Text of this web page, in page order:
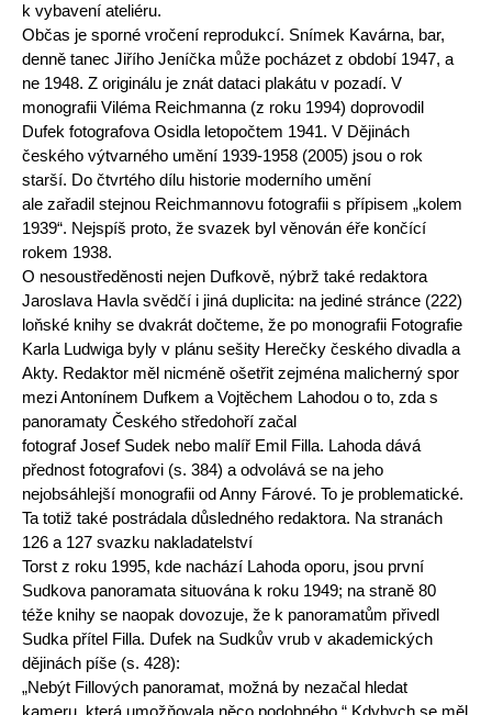
k vybavení ateliéru.
Občas je sporné vročení reprodukcí. Snímek Kavárna, bar,
denně tanec Jiřího Jeníčka může pocházet z období 1947, a
ne 1948. Z originálu je znát dataci plakátu v pozadí. V
monografii Viléma Reichmanna (z roku 1994) doprovodil
Dufek fotografova Osidla letopočtem 1941. V Dějinách
českého výtvarného umění 1939-1958 (2005) jsou o rok
starší. Do čtvrtého dílu historie moderního umění
ale zařadil stejnou Reichmannovu fotografii s přípisem „kolem
1939“. Nejspíš proto, že svazek byl věnován éře končící
rokem 1938.
O nesoustředěnosti nejen Dufkově, nýbrž také redaktora
Jaroslava Havla svědčí i jiná duplicita: na jediné stránce (222)
loňské knihy se dvakrát dočteme, že po monografii Fotografie
Karla Ludwiga byly v plánu sešity Herečky českého divadla a
Akty. Redaktor měl nicméně ošetřit zejména malicherný spor
mezi Antonínem Dufkem a Vojtěchem Lahodou o to, zda s
panoramaty Českého středohoří začal
fotograf Josef Sudek nebo malíř Emil Filla. Lahoda dává
přednost fotografovi (s. 384) a odvolává se na jeho
nejobsáhlejší monografii od Anny Fárové. To je problematické.
Ta totiž také postrádala důsledného redaktora. Na stranách
126 a 127 svazku nakladatelství
Torst z roku 1995, kde nachází Lahoda oporu, jsou první
Sudkova panoramata situována k roku 1949; na straně 80
téže knihy se naopak dovozuje, že k panoramatům přivedl
Sudka přítel Filla. Dufek na Sudkův vrub v akademických
dějinách píše (s. 428):
„Nebýt Fillových panoramat, možná by nezačal hledat
kameru, která umožňovala něco podobného.“ Kdybych se měl